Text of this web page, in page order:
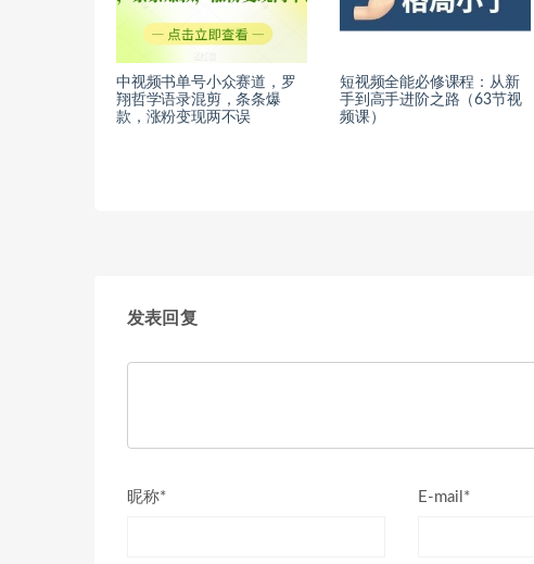
中视频书单号小众赛道，罗
翔哲学语录混剪，条条爆
款，涨粉变现两不误
短视频全能必修课程：从新
手到高手进阶之路（63节视
频课）
发表回复
昵称* E-mail*